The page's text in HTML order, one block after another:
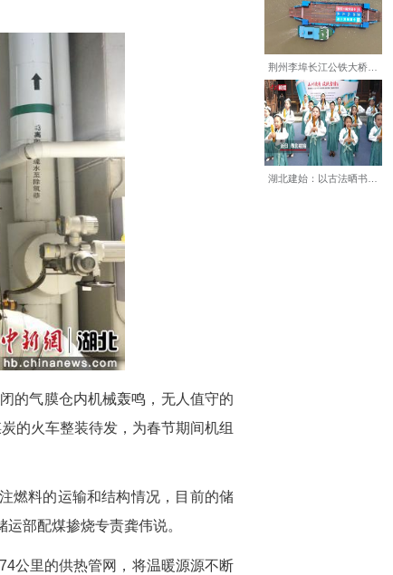
设备的稳定运行则是这一切的“硬件基础”。
队伍穿梭于锅炉、汽机之间。他们用脚步丈量
制度。”国能长源荆州热电有限公司维护部汽
设备巡回检查，紧盯温度、振动、泄漏等异常
全力保障设备可靠运行，确保春节期间机组安